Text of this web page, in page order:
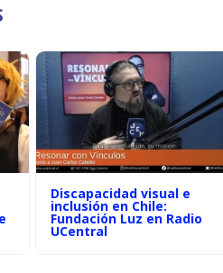
Discapacidad visual e
inclusión en Chile:
Fundación Luz en Radio
UCentral